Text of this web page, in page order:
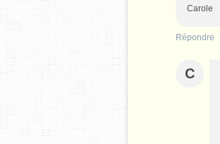
Carole
Répondre
C